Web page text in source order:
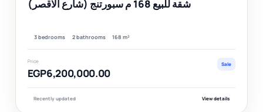
شقة للبيع 168 م سبورتنج (شارع الاقصر)
3 bedrooms 2 bathrooms 168 m²
Price
EGP6,200,000.00
Sale
Recently updated View details